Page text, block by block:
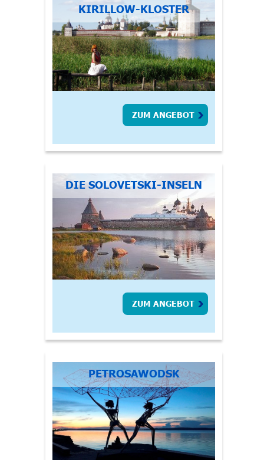
KIRILLOW-KLOSTER
ZUM ANGEBOT
DIE SOLOVETSKI-INSELN
ZUM ANGEBOT
PETROSAWODSK